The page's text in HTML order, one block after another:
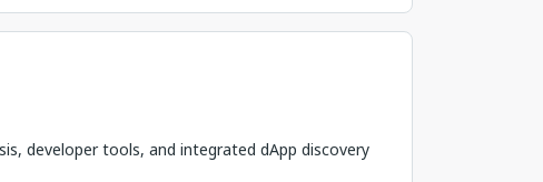
developer tools, and integrated dApp discovery